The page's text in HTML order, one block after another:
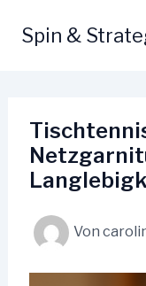
InhaltSpin &
Von